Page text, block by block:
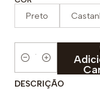
Preto
Quantidade
DESCRIÇÃO